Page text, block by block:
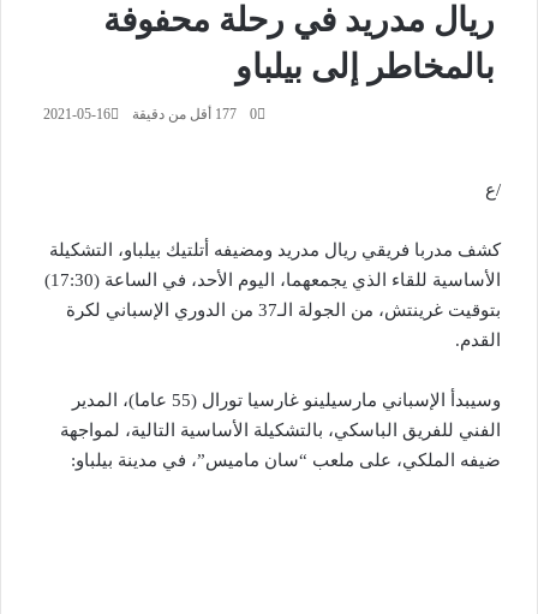
ريال مدريد في رحلة محفوفة
بالمخاطر إلى بيلباو
2021-05-16 0 أقل من دقيقة
/ع
كشف مدربا فريقي ريال مدريد ومضيفه أتلتيك بيلباو، التشكيلة
الأساسية للقاء الذي يجمعهما، اليوم الأحد، في الساعة (17:30)
بتوقيت غرينتش، من الجولة الـ37 من الدوري الإسباني لكرة
القدم.
وسيبدأ الإسباني مارسيلينو غارسيا تورال (55 عاما)، المدير
الفني للفريق الباسكي، بالتشكيلة الأساسية التالية، لمواجهة
ضيفه الملكي، على ملعب “سان ماميس”، في مدينة بيلباو: